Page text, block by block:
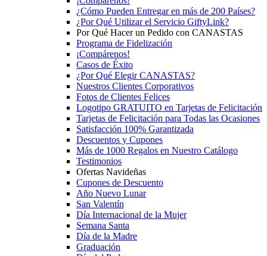
¿Cómo Pueden Entregar en más de 200 Países?
¿Por Qué Utilizar el Servicio GiftyLink?
Por Qué Hacer un Pedido con CANASTAS
Programa de Fidelización
¡Compárenos!
Casos de Éxito
¿Por Qué Elegir CANASTAS?
Nuestros Clientes Corporativos
Fotos de Clientes Felices
Logotipo GRATUITO en Tarjetas de Felicitación
Tarjetas de Felicitación para Todas las Ocasiones
Satisfacción 100% Garantizada
Descuentos y Cupones
Más de 1000 Regalos en Nuestro Catálogo
Testimonios
Ofertas Navideñas
Cupones de Descuento
Año Nuevo Lunar
San Valentín
Día Internacional de la Mujer
Semana Santa
Día de la Madre
Graduación